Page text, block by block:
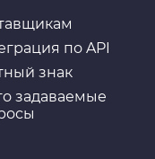
по API
знак
задаваемые